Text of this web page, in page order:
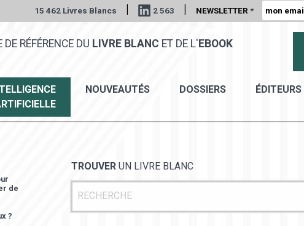
15 462 Livres Blancs | 2 563 | NEWSLETTER *
RÉFÉRENCE DU LIVRE BLANC ET DE L' EBOOK
NOUVEAUTÉS DOSSIERS ÉDITEURS
de
?
TROUVER UN LIVRE BLANC